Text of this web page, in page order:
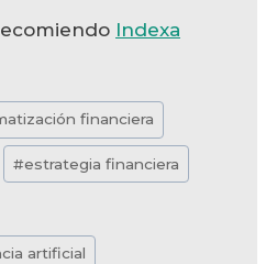
Indexa
financiera
#estrategia financiera
artificial